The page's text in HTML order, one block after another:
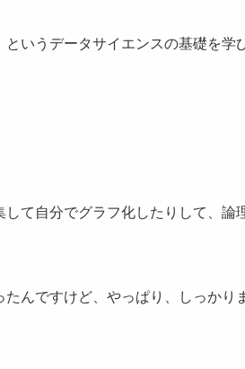
いうデータサイエンスの基礎を学
て自分でグラフ化したりして、論
んですけど、やっぱり、しっかり